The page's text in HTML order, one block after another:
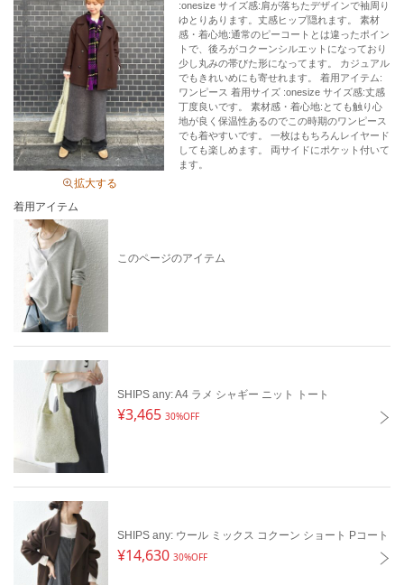
※末永く愛用頂く為に、アテンションタグ・洗濯ネームを必
ずご確認の上、着用又はお取り扱い下さい。
※画像の商品はサンプルです。
実際の商品と仕様、加工、サイズが若干異なる場合がござい
ます。
アイテム情報
配送料
商品コード 722100002
性別タイプ
カテゴリ
製造国 詳細は下記よりお問い合わせください
ギフト 可
拡大する
:onesize サイズ感:肩が落ちたデザインで袖周り
ゆとりあります。丈感ヒップ隠れます。 素材
感・着心地:通常のピーコートとは違ったポイン
トで、後ろがコクーンシルエットになっており
少し丸みの帯びた形になってます。 カジュアル
でもきれいめにも寄せれます。 着用アイテム:
ワンピース 着用サイズ :onesize サイズ感:丈感
丁度良いです。 素材感・着心地:とても触り心
地が良く保温性あるのでこの時期のワンピース
でも着やすいです。 一枚はもちろんレイヤード
しても楽しめます。 両サイドにポケット付いて
ます。
着用アイテム
このページのアイテム
SHIPS any: A4 ラメ シャギー ニット トート
¥3,465 30%OFF
SHIPS any: ウール ミックス コクーン ショート Pコート
¥14,630 30%OFF